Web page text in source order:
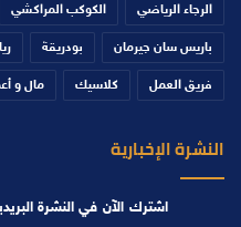
الرجاء الرياضي الكوكب المراكشي
باريس سان جيرمان بودريقة
فريق العمل كلاسيك مال و
النشرة الإخبارية
اشترك الآن في النشرة